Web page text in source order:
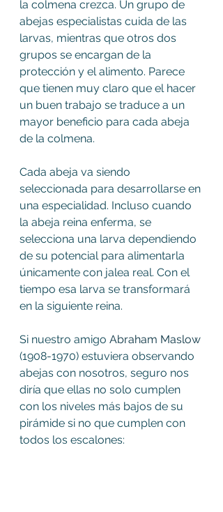
la colmena crezca. Un grupo de
abejas especialistas cuida de las
larvas, mientras que otros dos
grupos se encargan de la
protección y el alimento. Parece
que tienen muy claro que el hacer
un buen trabajo se traduce a un
mayor beneficio para cada abeja
de la colmena.
Cada abeja va siendo
seleccionada para desarrollarse en
una especialidad. Incluso cuando
la abeja reina enferma, se
selecciona una larva dependiendo
de su potencial para alimentarla
únicamente con jalea real. Con el
tiempo esa larva se transformará
en la siguiente reina.
Si nuestro amigo Abraham Maslow
(1908-1970) estuviera observando
abejas con nosotros, seguro nos
diría que ellas no solo cumplen
con los niveles más bajos de su
pirámide si no que cumplen con
todos los escalones: